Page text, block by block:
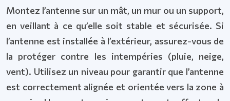
Montez l’antenne sur un mât, un mur ou un support,
en veillant à ce qu’elle soit stable et sécurisée. Si
l’antenne est installée à l’extérieur, assurez-vous de
la protéger contre les intempéries (pluie, neige,
vent). Utilisez un niveau pour garantir que l’antenne
est correctement alignée et orientée vers la zone à